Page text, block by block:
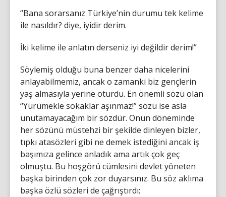
“Bana sorarsanız Türkiye’nin durumu tek kelime
ile nasıldır? diye, iyidir derim.
İki kelime ile anlatın derseniz iyi değildir derim!”
Söylemiş olduğu buna benzer daha nicelerini
anlayabilmemiz, ancak o zamanki biz gençlerin
yaş almasıyla yerine oturdu. En önemli sözü olan
“Yürümekle sokaklar aşınmaz!” sözü ise asla
unutamayacağım bir sözdür. Onun döneminde
her sözünü müstehzi bir şekilde dinleyen bizler,
tıpkı atasözleri gibi ne demek istediğini ancak iş
başımıza gelince anladık ama artık çok geç
olmuştu. Bu hoşgörü cümlesini devlet yöneten
başka birinden çok zor duyarsınız. Bu söz aklıma
başka özlü sözleri de çağrıştırdı;